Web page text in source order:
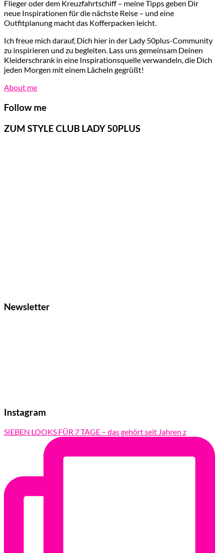
Flieger oder dem Kreuzfahrtschiff – meine Tipps geben Dir
neue Inspirationen für die nächste Reise – und eine
Outfitplanung macht das Kofferpacken leicht.
Ich freue mich darauf, Dich hier in der Lady 50plus-Community
zu inspirieren und zu begleiten. Lass uns gemeinsam Deinen
Kleiderschrank in eine Inspirationsquelle verwandeln, die Dich
jeden Morgen mit einem Lächeln gegrüßt!
About me
Follow me
ZUM STYLE CLUB LADY 50PLUS
Newsletter
Instagram
SIEBEN LOOKS FÜR 7 TAGE – das gehört seit Jahren z